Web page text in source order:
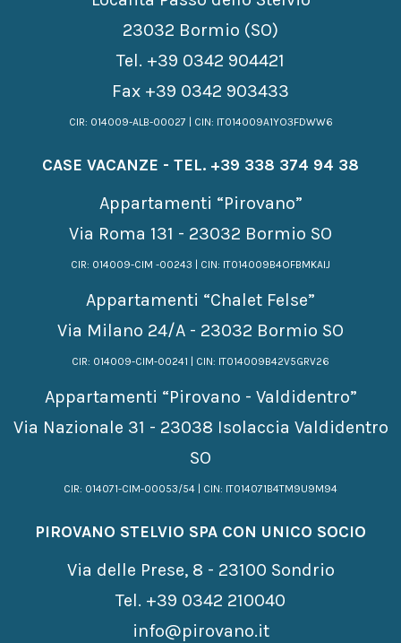
23032 Bormio (SO)
Tel. +39 0342 904421
Fax +39 0342 903433
CIR: 014009-ALB-00027 | CIN: IT014009A1YO3FDWW6
CASE VACANZE - TEL. +39 338 374 94 38
Appartamenti “Pirovano”
Via Roma 131 - 23032 Bormio SO
CIR: 014009-CIM -00243 | CIN: IT014009B4OFBMKAIJ
Appartamenti “Chalet Felse”
Via Milano 24/A - 23032 Bormio SO
CIR: 014009-CIM-00241 | CIN: IT014009B42V5GRV26
Appartamenti “Pirovano - Valdidentro”
Via Nazionale 31 - 23038 Isolaccia Valdidentro
SO
CIR: 014071-CIM-00053/54 | CIN: IT014071B4TM9U9M94
PIROVANO STELVIO SPA CON UNICO SOCIO
Via delle Prese, 8 - 23100 Sondrio
Tel. +39 0342 210040
info@pirovano.it